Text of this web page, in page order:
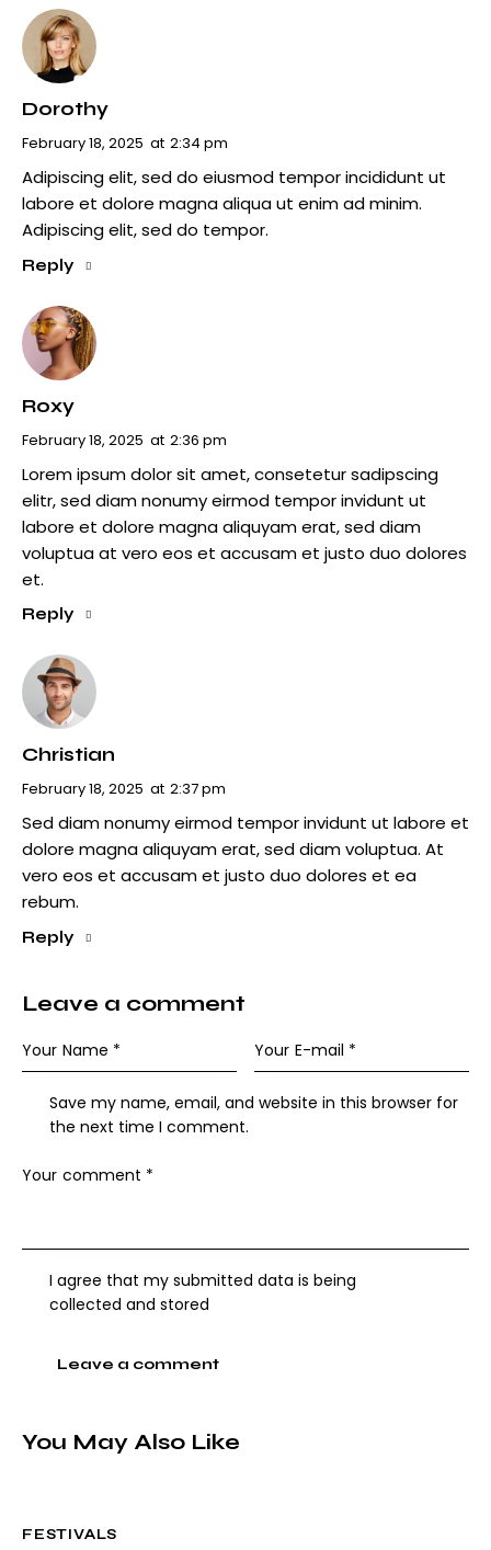
Dorothy
February 18, 2025 at 2:34 pm
Adipiscing elit, sed do eiusmod tempor incididunt ut
labore et dolore magna aliqua ut enim ad minim.
Adipiscing elit, sed do tempor.
Reply
Roxy
February 18, 2025 at 2:36 pm
Lorem ipsum dolor sit amet, consetetur sadipscing
elitr, sed diam nonumy eirmod tempor invidunt ut
labore et dolore magna aliquyam erat, sed diam
voluptua at vero eos et accusam et justo duo dolores
et.
Reply
Christian
February 18, 2025 at 2:37 pm
Sed diam nonumy eirmod tempor invidunt ut labore et
dolore magna aliquyam erat, sed diam voluptua. At
vero eos et accusam et justo duo dolores et ea
rebum.
Reply
Leave a comment
Save my name, email, and website in this browser for
the next time I comment.
I agree that my submitted data is being
collected and stored
lYou May Also Like
FESTIVALS